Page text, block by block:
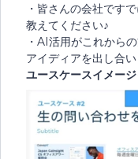
・皆さんの会社です
教えてください♪
・AI活用がこれから
アイディアを出し合い
ユースケースイメージ